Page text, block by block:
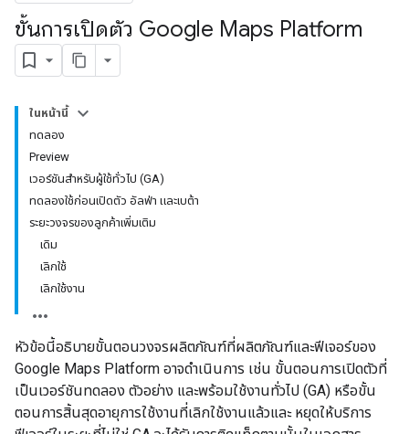
ขั้นการเปิดตัว Google Maps Platform
ในหน้านี้
ทดลอง
Preview
เวอร์ชันสำหรับผู้ใช้ทั่วไป (GA)
ทดลองใช้ก่อนเปิดตัว อัลฟ่า และเบต้า
ระยะวงจรของลูกค้าเพิ่มเติม
เดิม
เลิกใช้
เลิกใช้งาน
หัวข้อนี้อธิบายขั้นตอนวงจรผลิตภัณฑ์ที่ผลิตภัณฑ์และฟีเจอร์ของ
Google Maps Platform อาจดำเนินการ เช่น ขั้นตอนการเปิดตัวที่
เป็นเวอร์ชันทดลอง ตัวอย่าง และพร้อมใช้งานทั่วไป (GA) หรือขั้น
ตอนการสิ้นสุดอายุการใช้งานที่เลิกใช้งานแล้วและ หยุดให้บริการ